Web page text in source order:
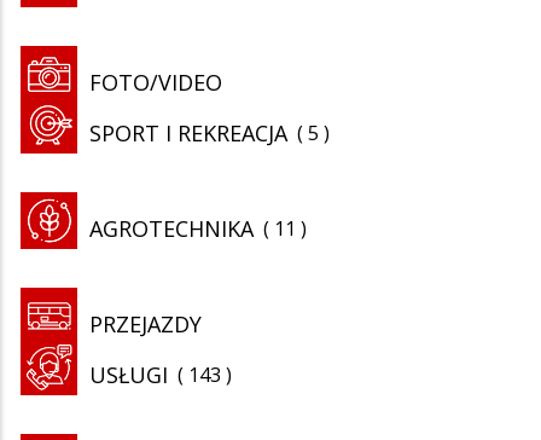
FOTO/VIDEO
SPORT I REKREACJA
5
AGROTECHNIKA 11
PRZEJAZDY
143
USŁUGI